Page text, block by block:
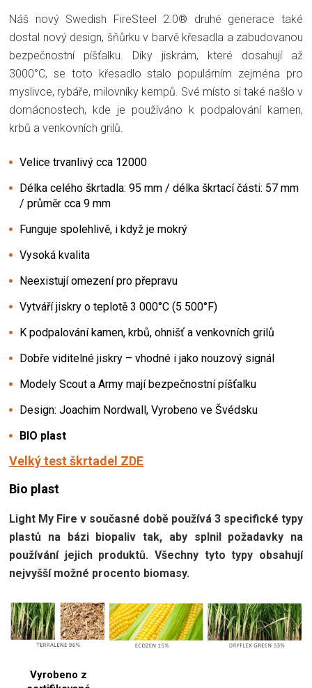
Náš nový Swedish FireSteel 2.0® druhé generace také
dostal nový design, šňůrku v barvě křesadla a zabudovanou
bezpečnostní píšťalku. Díky jiskrám, které dosahují až
3000°C, se toto křesadlo stalo populárním zejména pro
myslivce, rybáře, milovníky kempů. Své místo si také našlo v
domácnostech, kde je používáno k podpalování kamen,
krbů a venkovních grilů.
Velice trvanlivý cca 12000
Délka celého škrtadla: 95 mm / délka škrtací části: 57 mm
/ průměr cca 9 mm
Funguje spolehlivě, i když je mokrý
Vysoká kvalita
Neexistují omezení pro přepravu
Vytváří jiskry o teplotě 3 000°C (5 500°F)
K podpalování kamen, krbů, ohnišť a venkovních grilů
Dobře viditelné jiskry – vhodné i jako nouzový signál
Modely Scout a Army mají bezpečnostní píšťalku
Design: Joachim Nordwall, Vyrobeno ve Švédsku
BIO plast
Velký test škrtadel ZDE
Bio plast
Light My Fire v současné době používá 3 specifické typy
plastů na bázi biopaliv tak, aby splnil požadavky na
používání jejich produktů. Všechny tyto typy obsahují
nejvyšší možné procento biomasy.
Vyrobeno z